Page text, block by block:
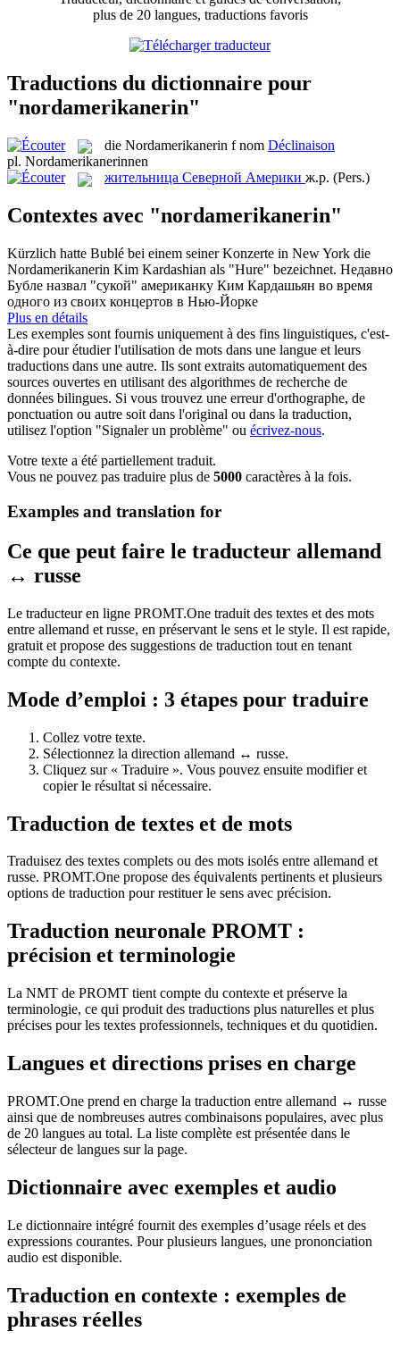
plus de 20 langues, traductions favoris
Traductions du dictionnaire pour
"nordamerikanerin"
die Nordamerikanerin f nom Déclinaison
pl. Nordamerikanerinnen
жительница Северной Америки ж.р. (Pers.)
Contextes avec "nordamerikanerin"
Kürzlich hatte Bublé bei einem seiner Konzerte in New York die
Nordamerikanerin Kim Kardashian als "Hure" bezeichnet. Недавно
Бубле назвал "сукой" американку Ким Кардашьян во время
одного из своих концертов в Нью-Йорке
Plus en détails
Les exemples sont fournis uniquement à des fins linguistiques, c'est-
à-dire pour étudier l'utilisation de mots dans une langue et leurs
traductions dans une autre. Ils sont extraits automatiquement des
sources ouvertes en utilisant des algorithmes de recherche de
données bilingues. Si vous trouvez une erreur d'orthographe, de
ponctuation ou autre soit dans l'original ou dans la traduction,
utilisez l'option "Signaler un problème" ou écrivez-nous.
Votre texte a été partiellement traduit.
Vous ne pouvez pas traduire plus de 5000 caractères à la fois.
Examples and translation for
Ce que peut faire le traducteur allemand
↔ russe
Le traducteur en ligne PROMT.One traduit des textes et des mots
entre allemand et russe, en préservant le sens et le style. Il est rapide,
gratuit et propose des suggestions de traduction tout en tenant
compte du contexte.
Mode d’emploi : 3 étapes pour traduire
Collez votre texte.
Sélectionnez la direction allemand ↔ russe.
Cliquez sur « Traduire ». Vous pouvez ensuite modifier et
copier le résultat si nécessaire.
Traduction de textes et de mots
Traduisez des textes complets ou des mots isolés entre allemand et
russe. PROMT.One propose des équivalents pertinents et plusieurs
options de traduction pour restituer le sens avec précision.
Traduction neuronale PROMT :
précision et terminologie
La NMT de PROMT tient compte du contexte et préserve la
terminologie, ce qui produit des traductions plus naturelles et plus
précises pour les textes professionnels, techniques et du quotidien.
Langues et directions prises en charge
PROMT.One prend en charge la traduction entre allemand ↔ russe
ainsi que de nombreuses autres combinaisons populaires, avec plus
de 20 langues au total. La liste complète est présentée dans le
sélecteur de langues sur la page.
Dictionnaire avec exemples et audio
Le dictionnaire intégré fournit des exemples d’usage réels et des
expressions courantes. Pour plusieurs langues, une prononciation
audio est disponible.
Traduction en contexte : exemples de
phrases réelles